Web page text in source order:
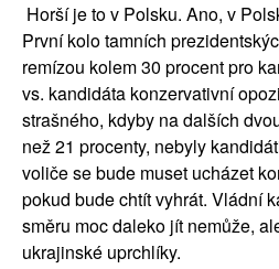
Horší je to v Polsku. Ano, v
První kolo tamních
remízou kolem 30 procent pro
vs. kandidáta konzervativní
strašného, kdyby na dalších
než 21 procenty, nebyly
voliče se bude muset ucházet
pokud bude chtít vyhrát. Vládní
směru moc daleko jít nemůže,
ukrajinské uprchlíky.